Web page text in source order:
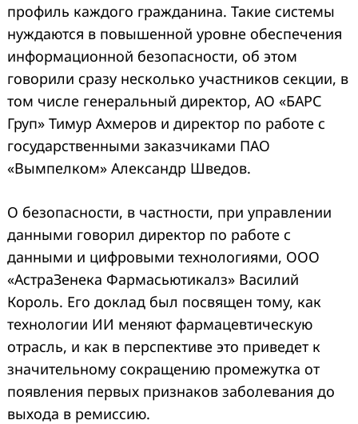
профиль каждого гражданина. Такие системы
нуждаются в повышенной уровне обеспечения
информационной безопасности, об этом
говорили сразу несколько участников секции, в
том числе генеральный директор, АО «БАРС
Груп» Тимур Ахмеров и директор по работе с
государственными заказчиками ПАО
«Вымпелком» Александр Шведов.
О безопасности, в частности, при управлении
данными говорил директор по работе с
данными и цифровыми технологиями, ООО
«АстраЗенека Фармасьютикалз» Василий
Король. Его доклад был посвящен тому, как
технологии ИИ меняют фармацевтическую
отрасль, и как в перспективе это приведет к
значительному сокращению промежутка от
появления первых признаков заболевания до
выхода в ремиссию.